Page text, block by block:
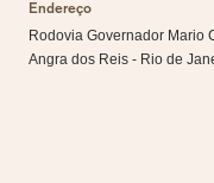
Endereço
Rodovia Governador Mario
Angra dos Reis - Rio de